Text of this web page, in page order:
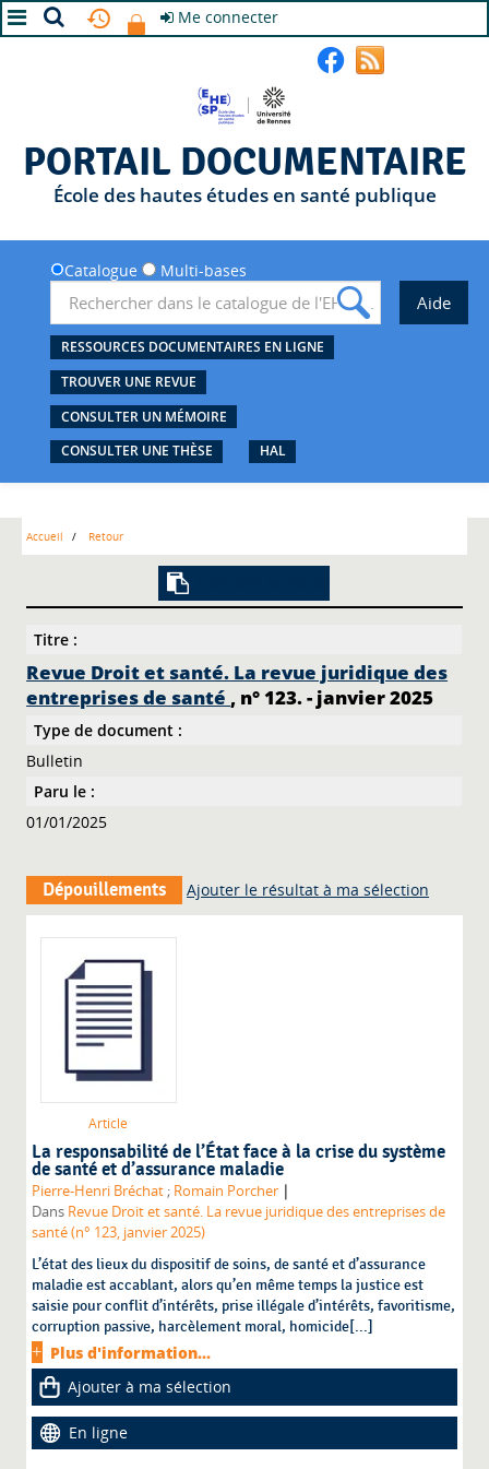
Me connecter
PORTAIL DOCUMENTAIRE
École des hautes études en santé publique
Catalogue Multi-bases
RESSOURCES DOCUMENTAIRES EN LIGNE
TROUVER UNE REVUE
CONSULTER UN MÉMOIRE
CONSULTER UNE THÈSE
HAL
Accueil Retour
Titre :
Revue Droit et santé. La revue juridique des
entreprises de santé
, n° 123. - janvier 2025
Type de document :
Bulletin
Paru le :
01/01/2025
Dépouillements Ajouter le résultat à ma sélection
Article
La responsabilité de l’État face à la crise du système
de santé et d’assurance maladie
Pierre-Henri Bréchat ; Romain Porcher |
Dans Revue Droit et santé. La revue juridique des entreprises de
santé (n° 123, janvier 2025)
L’état des lieux du dispositif de soins, de santé et d’assurance
maladie est accablant, alors qu’en même temps la justice est
saisie pour conflit d’intérêts, prise illégale d’intérêts, favoritisme,
corruption passive, harcèlement moral, homicide[...]
Plus d'information...
Ajouter à ma sélection
En ligne